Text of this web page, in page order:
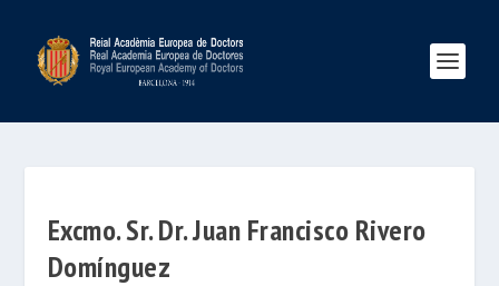
Excmo. Sr. Dr. Juan Francisco Rivero
Domínguez